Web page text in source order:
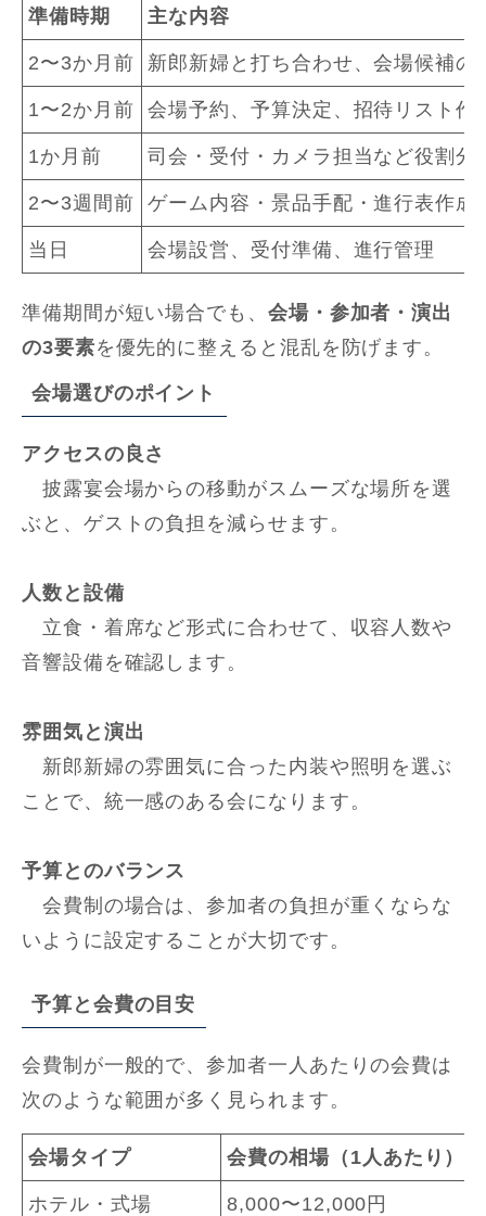
準備時期 主な内容
2〜3か月前 新郎新婦と打ち合わせ、会場候補の
1〜2か月前 会場予約、予算決定、招待リスト作
1か月前 司会・受付・カメラ担当など役割分
2〜3週間前 ゲーム内容・景品手配・進行表作成
当日 会場設営、受付準備、進行管理
準備期間が短い場合でも、 会場・参加者・演出
の3要素を優先的に整えると混乱を防げます。
会場選びのポイント
アクセスの良さ
披露宴会場からの移動がスムーズな場所を選
ぶと、ゲストの負担を減らせます。
人数と設備
立食・着席など形式に合わせて、収容人数や
音響設備を確認します。
雰囲気と演出
新郎新婦の雰囲気に合った内装や照明を選ぶ
ことで、統一感のある会になります。
予算とのバランス
会費制の場合は、参加者の負担が重くならな
いように設定することが大切です。
予算と会費の目安
会費制が一般的で、参加者一人あたりの会費は
次のような範囲が多く見られます。
会場タイプ 会費の相場（1人あたり）
ホテル・式場 8,000〜12,000円